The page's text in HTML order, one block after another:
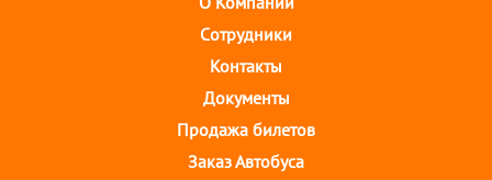
Cотрудники
Контакты
Документы
Продажа билетов
Заказ Автобуса